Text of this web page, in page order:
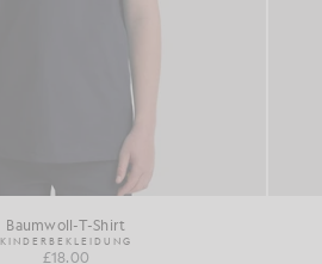
Baumwoll-T-Shirt
KINDERBEKLEIDUNG
£18.00